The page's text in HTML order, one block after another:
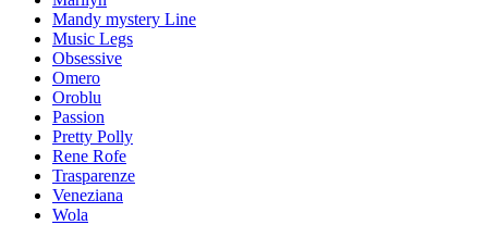
Mandy mystery Line
Music Legs
Obsessive
Omero
Oroblu
Passion
Pretty Polly
Rene Rofe
Trasparenze
Veneziana
Wola